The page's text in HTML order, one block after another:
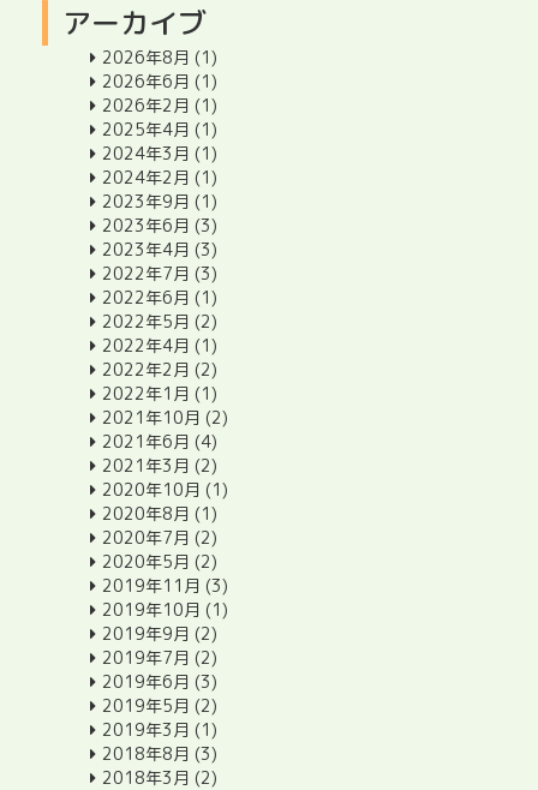
アーカイブ
2026年8月 (1)
2026年6月 (1)
2026年2月 (1)
2025年4月 (1)
2024年3月 (1)
2024年2月 (1)
2023年9月 (1)
2023年6月 (3)
2023年4月 (3)
2022年7月 (3)
2022年6月 (1)
2022年5月 (2)
2022年4月 (1)
2022年2月 (2)
2022年1月 (1)
2021年10月 (2)
2021年6月 (4)
2021年3月 (2)
2020年10月 (1)
2020年8月 (1)
2020年7月 (2)
2020年5月 (2)
2019年11月 (3)
2019年10月 (1)
2019年9月 (2)
2019年7月 (2)
2019年6月 (3)
2019年5月 (2)
2019年3月 (1)
2018年8月 (3)
2018年3月 (2)